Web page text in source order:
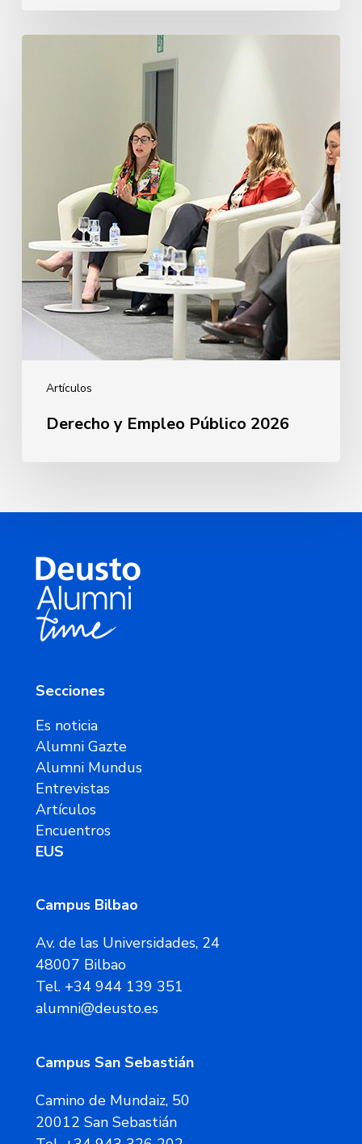
Artículos
Derecho y Empleo Público 2026
Secciones
Es noticia
Alumni Gazte
Alumni Mundus
Entrevistas
Artículos
Encuentros
EUS
Campus Bilbao
Av. de las Universidades, 24
48007 Bilbao
Tel. +34 944 139 351
alumni@deusto.es
Campus San Sebastián
Camino de Mundaiz, 50
20012 San Sebastián